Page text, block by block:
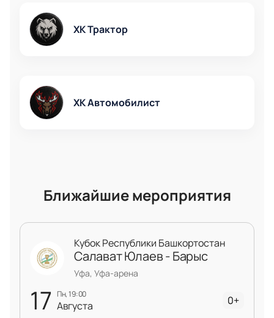
комфорта;
Специальные предложения для
Честная стоимость билета без скрытых
комиссий;
ХК Трактор
ХК Автомобилист
Ближайшие мероприятия
17 пн, 19:00
Августа
Кубок Республики Башкортостан
Салават Юлаев - Барыс
Уфа, Уфа-арена
0+